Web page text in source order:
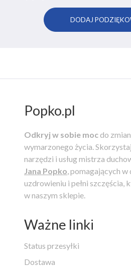
Popko.pl
Odkryj w sobie moc do
wymarzonego życia.
narzędzi i usług mistrza
Jana Popko , pomagających
uzdrowieniu i pełni szczęścia,
w naszym sklepie.
Ważne linki
Status przesyłki
Dostawa